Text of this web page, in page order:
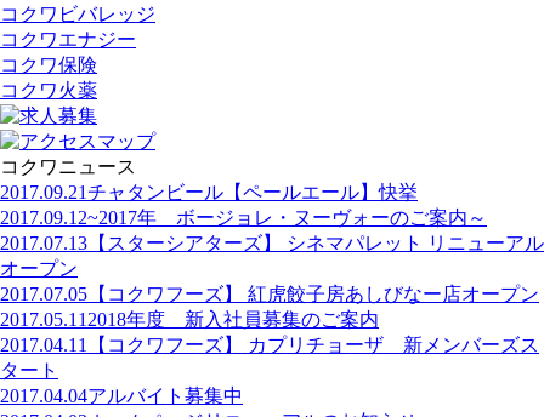
コクワビバレッジ
コクワエナジー
コクワ保険
コクワ火薬
コクワニュース
2017.09.21チャタンビール【ペールエール】快挙
2017.09.12~2017年 ボージョレ・ヌーヴォーのご案内～
2017.07.13 【スターシアターズ】 シネマパレット リニューアル
オープン
2017.07.05 【コクワフーズ】 紅虎餃子房あしびなー店オープン
2017.05.11 2018年度 新入社員募集のご案内
2017.04.11
【コクワフーズ】 カプリチョーザ 新メンバーズス
タート
2017.04.04アルバイト募集中